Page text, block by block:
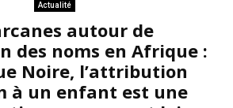
Actualité
autour de
des noms en Afrique :
Noire, l’attribution
à un enfant est une